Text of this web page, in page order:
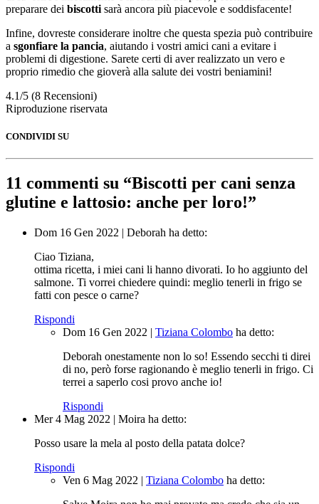
preparare dei biscotti sarà ancora più piacevole e soddisfacente!
Infine, dovreste considerare inoltre che questa spezia può contribuire
a sgonfiare la pancia, aiutando i vostri amici cani a evitare i
problemi di digestione. Sarete certi di aver realizzato un vero e
proprio rimedio che gioverà alla salute dei vostri beniamini!
4.1/5 (8 Recensioni)
Riproduzione riservata
CONDIVIDI SU
11 commenti su “Biscotti per cani senza
glutine e lattosio: anche per loro!”
Dom 16 Gen 2022 | Deborah ha detto:
Ciao Tiziana,
ottima ricetta, i miei cani li hanno divorati. Io ho aggiunto del
salmone. Ti vorrei chiedere quindi: meglio tenerli in frigo se
fatti con pesce o carne?
Rispondi
Dom 16 Gen 2022 | Tiziana Colombo ha detto:
Deborah onestamente non lo so! Essendo secchi ti direi
di no, però forse ragionando è meglio tenerli in frigo. Ci
terrei a saperlo cosi provo anche io!
Rispondi
Mer 4 Mag 2022 | Moira ha detto:
Posso usare la mela al posto della patata dolce?
Rispondi
Ven 6 Mag 2022 | Tiziana Colombo ha detto: